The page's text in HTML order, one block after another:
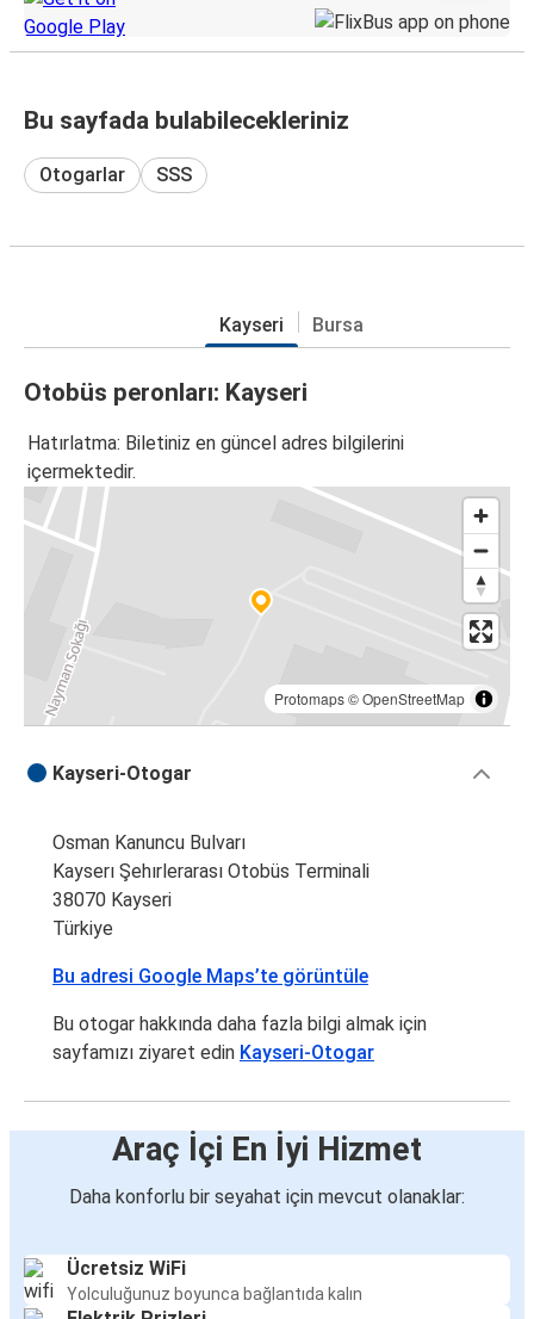
Bu sayfada bulabilecekleriniz
Otogarlar SSS
Kayseri Bursa
Otobüs peronları: Kayseri
Hatırlatma: Biletiniz en güncel adres bilgilerini
içermektedir.
Protomaps©OpenStreetMap
Kayseri-Otogar
Osman Kanuncu Bulvarı
Kayserı Şehırlerarası Otobüs Terminali
38070 Kayseri
Türkiye
Bu adresi Google Maps’te görüntüle
Bu otogar hakkında daha fazla bilgi almak için
sayfamızı ziyaret edin Kayseri-Otogar
Araç İçi En İyi Hizmet
Daha konforlu bir seyahat için mevcut olanaklar:
Ücretsiz WiFi
Yolculuğunuz boyunca bağlantıda kalın